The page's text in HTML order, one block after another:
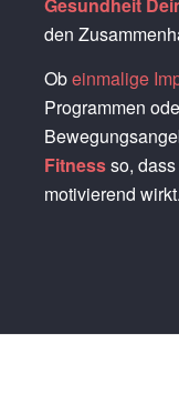
den
Obeinmalige
Programmen
Fitnessso,
motivierend wirkt.